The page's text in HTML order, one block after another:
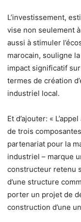
L’investissement,
vise non seulement
aussi à stimuler
marocain, souligne
impact significatif
termes de création
industriel local.
Et d’ajouter: «
de trois
partenariat pour la
industriel – marque
constructeur retenu
d’une structure
porter un projet de
construction d’une